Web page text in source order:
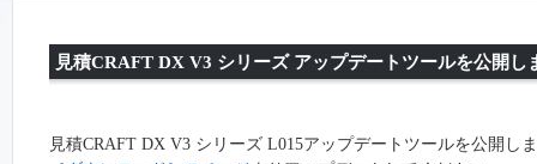
見積CRAFT DX V3 シリーズ アップデートツールを公開し
見積CRAFT DX V3 シリーズ L015アップデートツールを公開し